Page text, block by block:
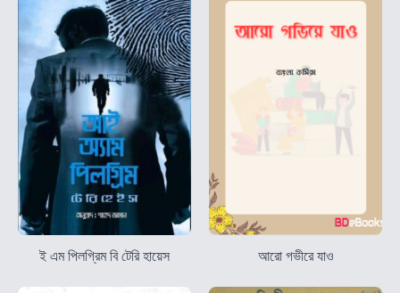
ই এম পিলগ্রিম বি টেরি হায়েস আরো গভীরে যাও